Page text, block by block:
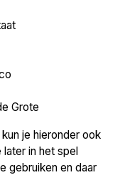
Grote
je hieronder ook
in het spel
gebruiken en daar